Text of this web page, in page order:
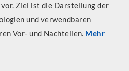
vor. Ziel ist die Darstellung der
und verwendbaren
Vor- und Nachteilen. Mehr